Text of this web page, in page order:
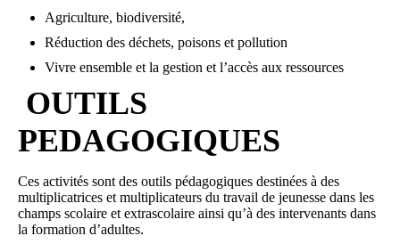
Agriculture, biodiversité,
Réduction des déchets, poisons et pollution
Vivre ensemble et la gestion et l’accès aux ressources
OUTILS
PEDAGOGIQUES
Ces activités sont des outils pédagogiques destinées à des
multiplicatrices et multiplicateurs du travail de jeunesse dans les
champs scolaire et extrascolaire ainsi qu’à des intervenants dans
la formation d’adultes.